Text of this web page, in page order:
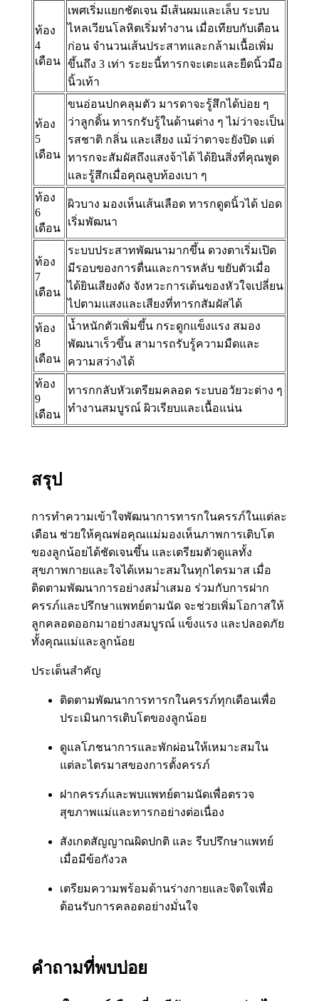
ท้อง
4
เดือน
เพศเริ่มแยกชัดเจน มีเส้นผมและเล็บ ระบบ
ไหลเวียนโลหิตเริ่มทำงาน เมื่อเทียบกับเดือน
ก่อน จำนวนเส้นประสาทและกล้ามเนื้อเพิ่ม
ขึ้นถึง 3 เท่า ระยะนี้ทารกจะเตะและยืดนิ้วมือ
นิ้วเท้า
ท้อง
5
เดือน
ขนอ่อนปกคลุมตัว มารดาจะรู้สึกได้บ่อย ๆ
ว่าลูกดิ้น ทารกรับรู้ในด้านต่าง ๆ ไม่ว่าจะเป็น
รสชาติ กลิ่น และเสียง แม้ว่าตาจะยังปิด แต่
ทารกจะสัมผัสถึงแสงจ้าได้ ได้ยินสิ่งที่คุณพูด
และรู้สึกเมื่อคุณลูบท้องเบา ๆ
ท้อง
6
เดือน
ผิวบาง มองเห็นเส้นเลือด ทารกดูดนิ้วได้ ปอด
เริ่มพัฒนา
ท้อง
7
เดือน
ระบบประสาทพัฒนามากขึ้น ดวงตาเริ่มเปิด
มีรอบของการตื่นและการหลับ ขยับตัวเมื่อ
ได้ยินเสียงดัง จังหวะการเต้นของหัวใจเปลี่ยน
ไปตามแสงและเสียงที่ทารกสัมผัสได้
ท้อง
8
เดือน
น้ำหนักตัวเพิ่มขึ้น กระดูกแข็งแรง สมอง
พัฒนาเร็วขึ้น สามารถรับรู้ความมืดและ
ความสว่างได้
ท้อง
9
เดือน
ทารกกลับหัวเตรียมคลอด ระบบอวัยวะต่าง ๆ
ทำงานสมบูรณ์ ผิวเรียบและเนื้อแน่น
สรุป
การทำความเข้าใจพัฒนาการทารกในครรภ์ในแต่ละ
เดือน ช่วยให้คุณพ่อคุณแม่มองเห็นภาพการเติบโต
ของลูกน้อยได้ชัดเจนขึ้น และเตรียมตัวดูแลทั้ง
สุขภาพกายและใจได้เหมาะสมในทุกไตรมาส เมื่อ
ติดตามพัฒนาการอย่างสม่ำเสมอ ร่วมกับการฝาก
ครรภ์และปรึกษาแพทย์ตามนัด จะช่วยเพิ่มโอกาสให้
ลูกคลอดออกมาอย่างสมบูรณ์ แข็งแรง และปลอดภัย
ทั้งคุณแม่และลูกน้อย
ประเด็นสำคัญ
ติดตามพัฒนาการทารกในครรภ์ทุกเดือนเพื่อ
ประเมินการเติบโตของลูกน้อย
ดูแลโภชนาการและพักผ่อนให้เหมาะสมใน
แต่ละไตรมาสของการตั้งครรภ์
ฝากครรภ์และพบแพทย์ตามนัดเพื่อตรวจ
สุขภาพแม่และทารกอย่างต่อเนื่อง
สังเกตสัญญาณผิดปกติ และ รีบปรึกษาแพทย์
เมื่อมีข้อกังวล
เตรียมความพร้อมด้านร่างกายและจิตใจเพื่อ
ต้อนรับการคลอดอย่างมั่นใจ
คำถามที่พบบ่อย